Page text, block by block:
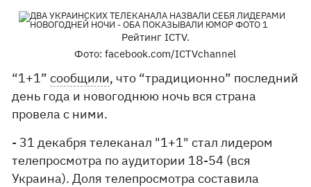
Рейтинг ICTV.
Фото: facebook.com/ICTVchannel
“1+1”сообщили, что “традиционно” последний
день года и новогоднюю ночь вся страна
провела с ними.
- 31 декабря телеканал "1+1" стал лидером
телепросмотра по аудитории 18-54 (вся
Украина). Доля телепросмотра составила